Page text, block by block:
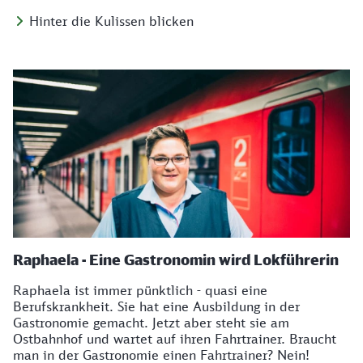
Hinter die Kulissen blicken
Raphaela - Eine Gastronomin wird Lokführerin
Raphaela ist immer pünktlich - quasi eine
Berufskrankheit. Sie hat eine Ausbildung in der
Gastronomie gemacht. Jetzt aber steht sie am
Ostbahnhof und wartet auf ihren Fahrtrainer. Braucht
man in der Gastronomie einen Fahrtrainer? Nein!